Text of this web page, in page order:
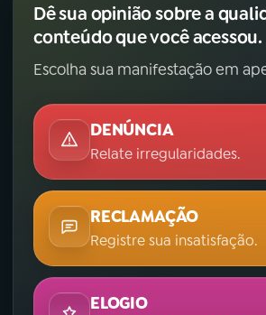
Dê sua opinião sobre a
conteúdo que você acessou.
Escolha sua manifestação em
DENÚNCIA
Relate irregularidades.
RECLAMAÇÃO
Registre sua insatisfação.
ELOGIO